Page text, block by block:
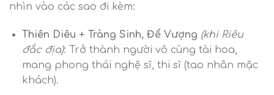
nhìn vào các sao đi kèm:
Thiên Diêu + Tràng Sinh, Đế Vượng (khi Riêu
đắc địa): Trở thành người vô cùng tài hoa,
mang phong thái nghệ sĩ, thi sĩ (tao nhân mặc
khách).